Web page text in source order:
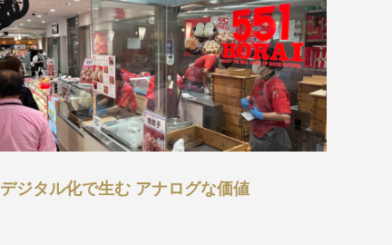
デジタル化で生む アナログな価値